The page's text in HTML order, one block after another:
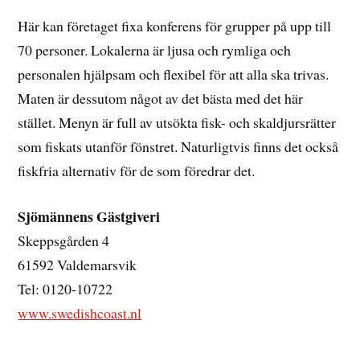
Här kan företaget fixa konferens för grupper på upp till
70 personer. Lokalerna är ljusa och rymliga och
personalen hjälpsam och flexibel för att alla ska trivas.
Maten är dessutom något av det bästa med det här
stället. Menyn är full av utsökta fisk- och skaldjursrätter
som fiskats utanför fönstret. Naturligtvis finns det också
fiskfria alternativ för de som föredrar det.
Sjömännens Gästgiveri
Skeppsgården 4
61592 Valdemarsvik
Tel: 0120-10722
www.swedishcoast.nl